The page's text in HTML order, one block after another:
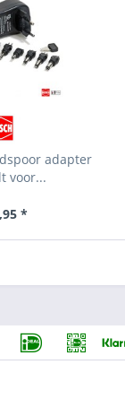
adapter
voor...
*